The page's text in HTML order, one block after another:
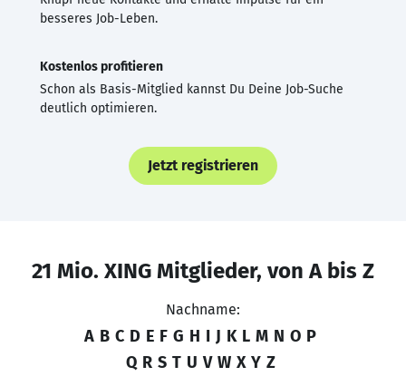
besseres Job-Leben.
Kostenlos profitieren
Schon als Basis-Mitglied kannst Du Deine Job-Suche
deutlich optimieren.
Jetzt registrieren
21 Mio. XING Mitglieder, von A bis Z
Nachname:
A B C D E F G H I J K L M N O P
Q R S T U V W X Y Z